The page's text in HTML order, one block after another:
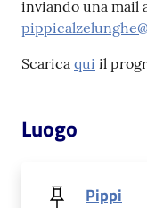
per
la
inviando una mail
Scarica qui il
Luogo
Pippi